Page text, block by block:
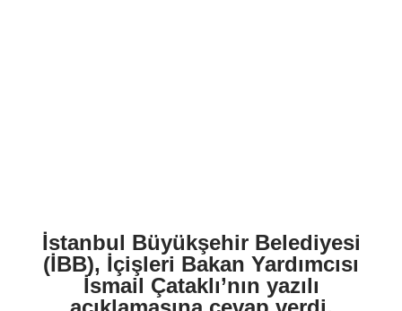
İstanbul Büyükşehir Belediyesi
(İBB), İçişleri Bakan Yardımcısı
İsmail Çataklı’nın yazılı